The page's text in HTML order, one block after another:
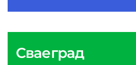
Сваеград